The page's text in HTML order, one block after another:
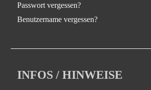
Passwort vergessen?
Benutzername vergessen?
INFOS / HINWEISE